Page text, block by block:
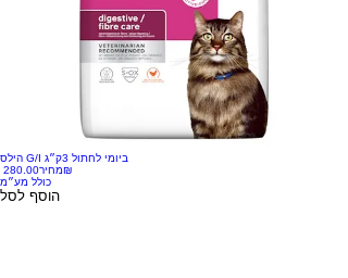
הילס G/I ביומי לחתול 3ק״ג
מחיר‏280.00 ‏₪
כולל מע״מ
הוסף לסל